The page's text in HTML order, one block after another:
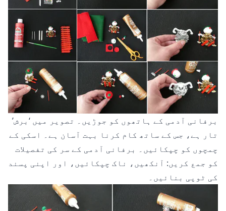
برفانی آدمی کے ہاتھوں کو جوڑیں۔ تصویر میں ‘برش’
تار ہے، جس کے ساتھ کام کرنا بہت آسان ہے۔ اسکی کے
چمچوں کو چپکائیں۔ برفانی آدمی کے سر کی تفصیلات
کو جمع کریں: آنکھیں، ناک چپکائیں، اور اپنی پسند
کی ٹوپی بنائیں۔